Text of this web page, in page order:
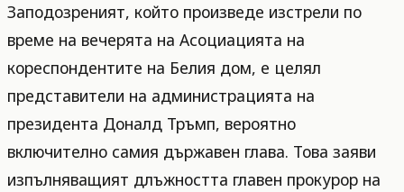
Заподозреният, който произведе изстрели по
време на вечерята на Асоциацията на
кореспондентите на Белия дом, е целял
представители на администрацията на
президента Доналд Тръмп, вероятно
включително самия държавен глава. Това заяви
изпълняващият длъжността главен прокурор на